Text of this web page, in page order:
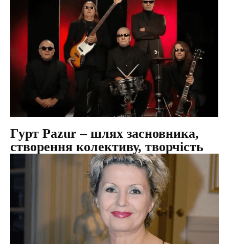
Гурт Pazur – шлях засновника,
створення колективу, творчість